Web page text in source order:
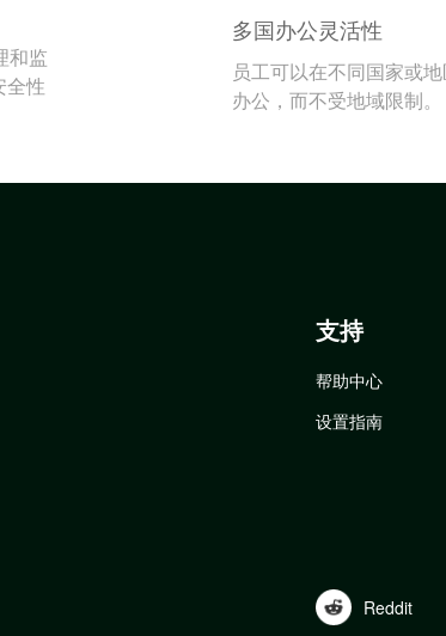
和监
全性
多国办公灵活性
员工可以在不同国家或
办公，而不受地域限制。
支持
帮助中心
设置指南
Reddit